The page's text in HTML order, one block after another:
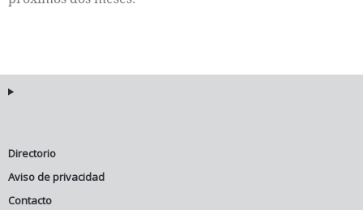
Directorio
Aviso de privacidad
Contacto